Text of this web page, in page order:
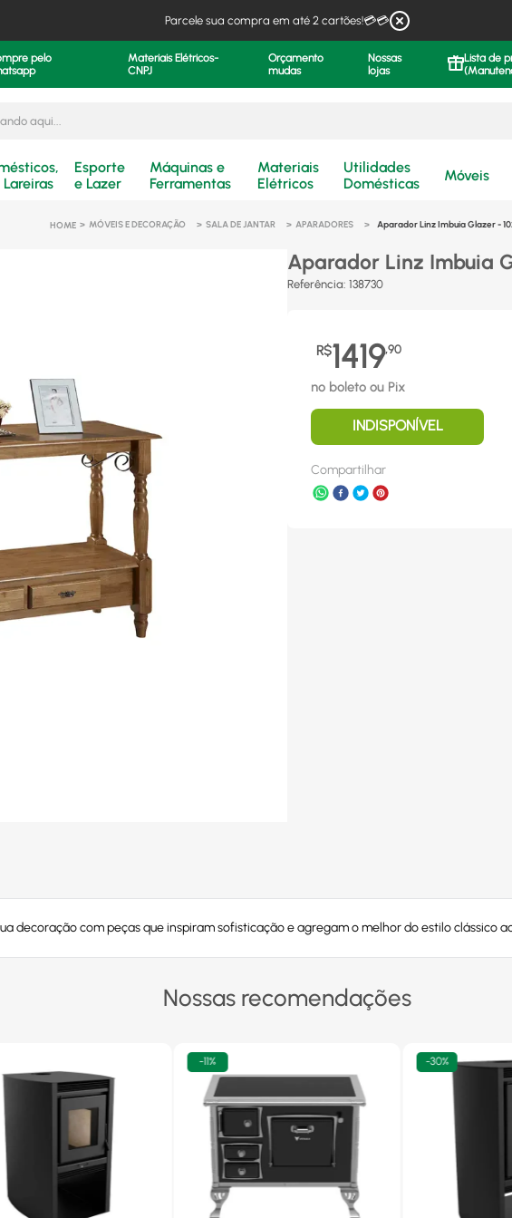
Parcele sua compra em até 2 cartões!💳💳
pelo
Materiais Elétricos-
CNPJ
Orçamento
mudas
Nossas
lojas
Lista de
Esporte
e Lazer
Máquinas e
Ferramentas
Materiais
Elétricos
Utilidades
Domésticas
Móveis
MÓVEIS E DECORAÇÃO SALA DE JANTAR APARADORES Aparador Linz Imbuia Glazer -
Aparador Linz Imbuia
Referência: 138730
R$1419,90
no boleto ou Pix
INDISPONÍVEL
Compartilhar
decoração com peças que inspiram sofisticação e agregam o melhor do estilo clássico
Nossas recomendações
-11% -30%